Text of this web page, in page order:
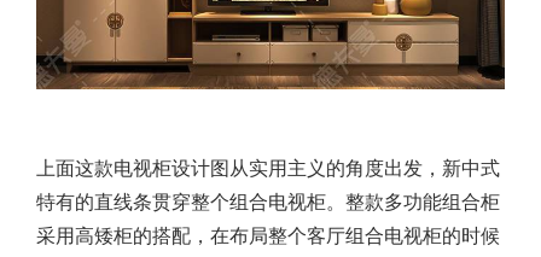
上面这款电视柜设计图从实用主义的角度出发，新中式
特有的直线条贯穿整个组合电视柜。整款多功能组合柜
采用高矮柜的搭配，在布局整个客厅组合电视柜的时候